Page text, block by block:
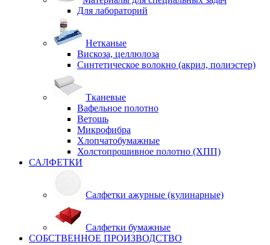
Для лабораторий
Нетканые
Вискоза, целлюлоза
Синтетическое волокно (акрил, полиэстер)
Тканевые
Вафельное полотно
Ветошь
Микрофибра
Хлопчатобумажные
Холстопрошивное полотно (ХПП)
САЛФЕТКИ
Салфетки ажурные (кулинарные)
Салфетки бумажные
СОБСТВЕННОЕ ПРОИЗВОДСТВО